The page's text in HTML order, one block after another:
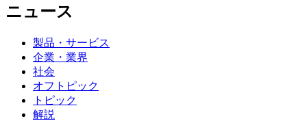
ニュース
製品・サービス
企業・業界
社会
オフトピック
トピック
解説